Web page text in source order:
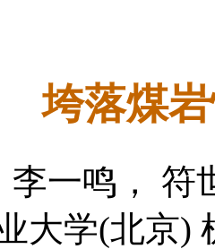
垮落煤
李一鸣， 符
大学(北京)